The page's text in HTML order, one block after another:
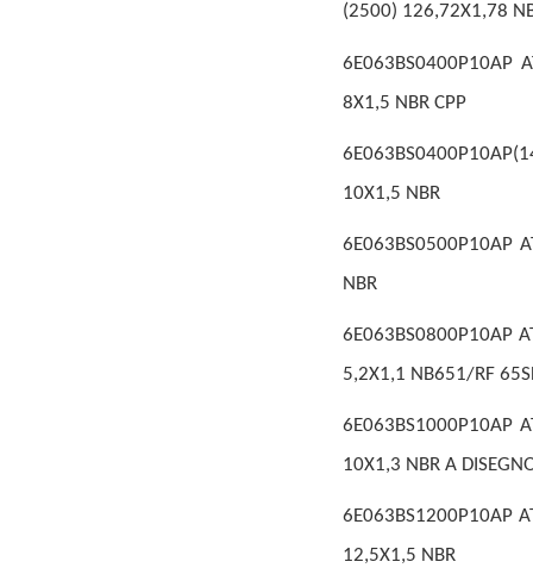
(2500) 126,72X1,78
6E063BS0400P10AP
8X1,5 NBR CPP
10X1,5 NBR
6E063BS0500P10AP
NBR
6E063BS0800P10AP
5,2X1,1 NB651/RF
6E063BS1000P10AP
10X1,3 NBR A
6E063BS1200P10AP
12,5X1,5 NBR